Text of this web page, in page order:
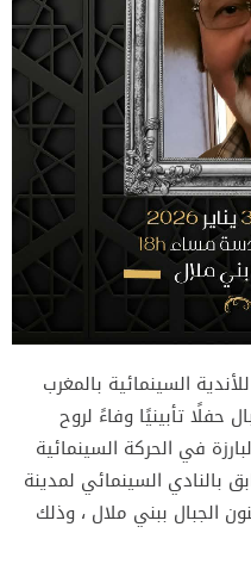
السينمائية بالمغرب
تأبينيًا وفاءً لروح
في الحركة السينمائية
بالنادي السينمائي لمدينة
الجبال ببني ملال ، وذلك